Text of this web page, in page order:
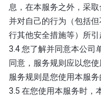
息，在本服务之外，采
并对自己的行为（包括
行其他安全措施等）所引
3.4 您了解并同意本公司
同意，服务规则应以您
服务规则是您使用本服务
3.5 在您使用本服务时，